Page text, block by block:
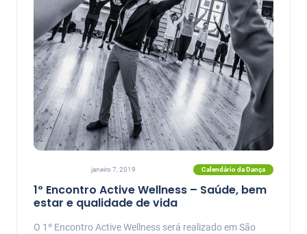
janeiro 7, 2019 Calendário da Dança
1º Encontro Active Wellness – Saúde, bem
estar e qualidade de vida
O 1º Encontro Active Wellness será realizado em São